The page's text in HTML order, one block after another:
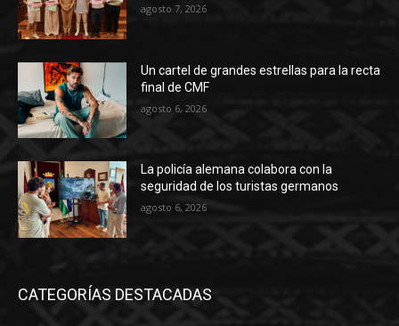
agosto 7, 2026
Un cartel de grandes estrellas para la recta
final de CMF
agosto 6, 2026
La policía alemana colabora con la
seguridad de los turistas germanos
agosto 6, 2026
CATEGORÍAS DESTACADAS